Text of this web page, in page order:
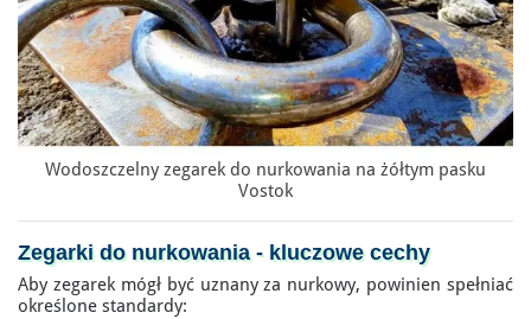
Wodoszczelny zegarek do nurkowania na żółtym pasku
Vostok
Zegarki do nurkowania- kluczowe cechy
Aby zegarek mógł być uznany za nurkowy, powinien spełniać
określone standardy: